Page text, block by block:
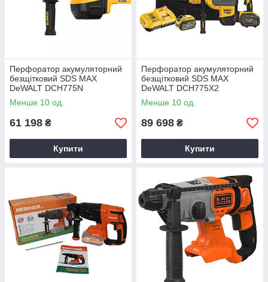
Перфоратор акумуляторний
безщітковий SDS MAX
DeWALT DCH775N
Менше 10 од.
61 198 ₴
Купити
Перфоратор акумуляторний
безщітковий SDS MAX
DeWALT DCH775X2
Менше 10 од.
89 698 ₴
Купити